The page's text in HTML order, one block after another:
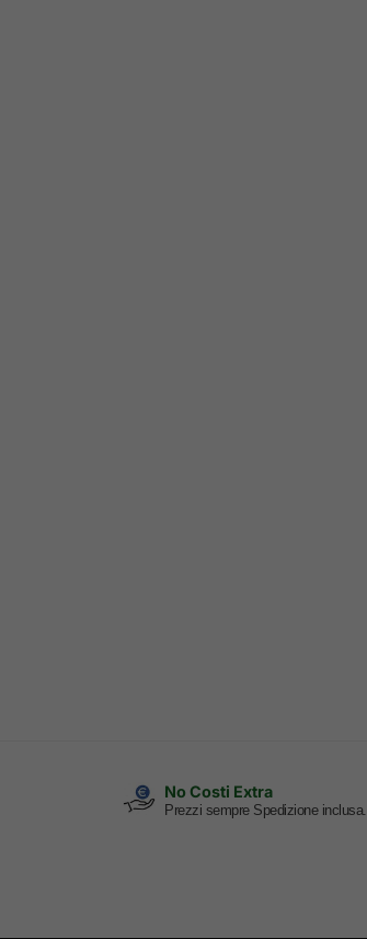
No Costi Extra
Prezzi sempre Spedizione inclusa.